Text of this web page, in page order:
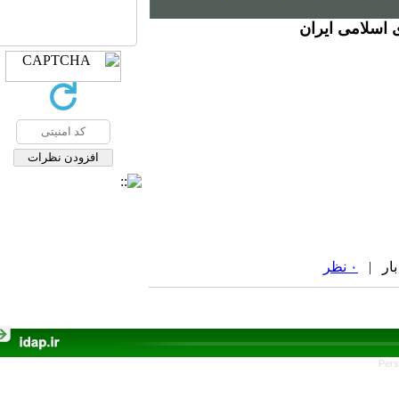
اسلامی ایران
۰ نظر